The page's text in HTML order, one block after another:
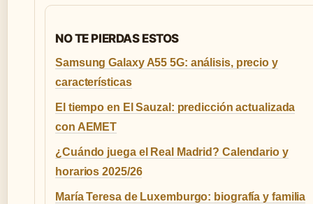
NO TE PIERDAS ESTOS
Samsung Galaxy A55 5G: análisis, precio y
características
El tiempo en El Sauzal: predicción actualizada
con AEMET
¿Cuándo juega el Real Madrid? Calendario y
horarios 2025/26
María Teresa de Luxemburgo: biografía y familia